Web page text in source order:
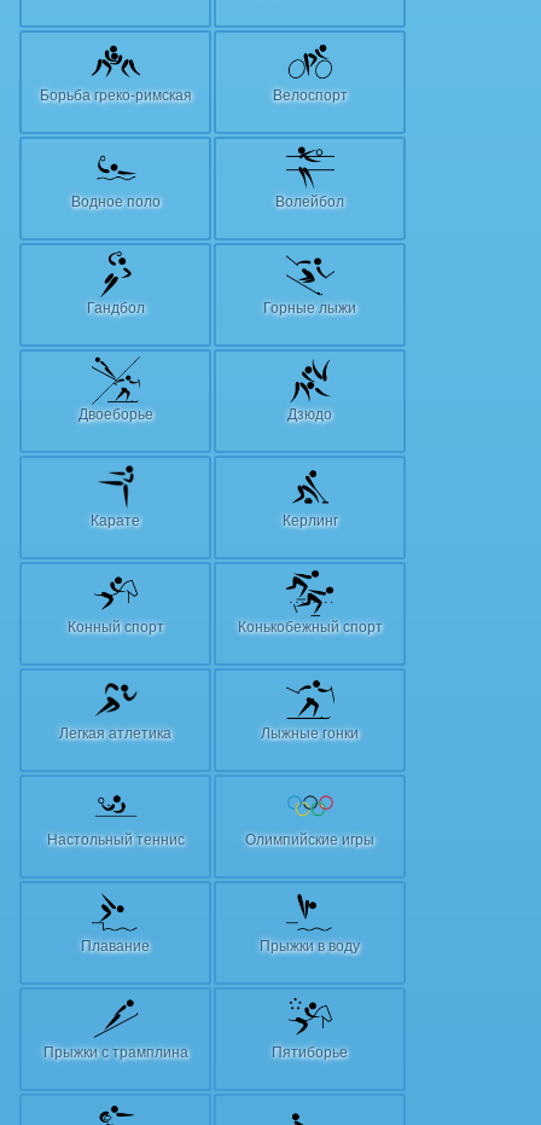
Борьба греко-римская Велоспорт
Водное поло Волейбол
Гандбол Горные лыжи
Двоеборье Дзюдо
Карате Керлинг
Конный спорт Конькобежный спорт
Легкая атлетика Лыжные гонки
Настольный теннис Олимпийские игры
Плавание Прыжки в воду
Прыжки с трамплина Пятиборье